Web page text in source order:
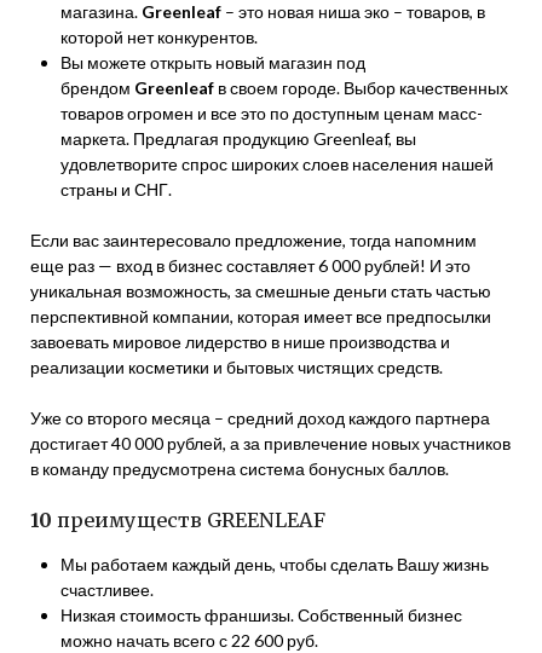
магазина. Greenleaf – это новая ниша эко – товаров, в
которой нет конкурентов.
Вы можете открыть новый магазин под
брендом Greenleaf в своем городе. Выбор качественных
товаров огромен и все это по доступным ценам масс-
маркета. Предлагая продукцию Greenleaf, вы
удовлетворите спрос широких слоев населения нашей
страны и СНГ.
Если вас заинтересовало предложение, тогда напомним
еще раз — вход в бизнес составляет 6 000 рублей! И это
уникальная возможность, за смешные деньги стать частью
перспективной компании, которая имеет все предпосылки
завоевать мировое лидерство в нише производства и
реализации косметики и бытовых чистящих средств.
Уже со второго месяца – средний доход каждого партнера
достигает 40 000 рублей, а за привлечение новых участников
в команду предусмотрена система бонусных баллов.
10 преимуществ GREENLEAF
Мы работаем каждый день, чтобы сделать Вашу жизнь
счастливее.
Низкая стоимость франшизы. Собственный бизнес
можно начать всего с 22 600 руб.